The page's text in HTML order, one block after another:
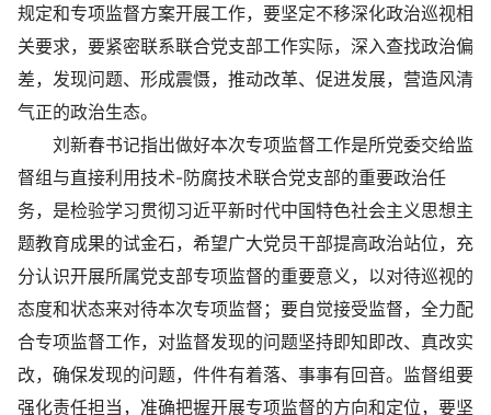
规定和专项监督方案开展工作，要坚定不移深化政治巡视相
关要求，要紧密联系联合党支部工作实际，深入查找政治偏
差，发现问题、形成震慑，推动改革、促进发展，营造风清
气正的政治生态。
刘新春书记指出做好本次专项监督工作是所党委交给监
督组与直接利用技术-防腐技术联合党支部的重要政治任
务，是检验学习贯彻习近平新时代中国特色社会主义思想主
题教育成果的试金石，希望广大党员干部提高政治站位，充
分认识开展所属党支部专项监督的重要意义，以对待巡视的
态度和状态来对待本次专项监督；要自觉接受监督，全力配
合专项监督工作，对监督发现的问题坚持即知即改、真改实
改，确保发现的问题，件件有着落、事事有回音。监督组要
强化责任担当，准确把握开展专项监督的方向和定位，要坚